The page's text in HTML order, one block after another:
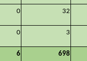
0 32
0 3
6 698